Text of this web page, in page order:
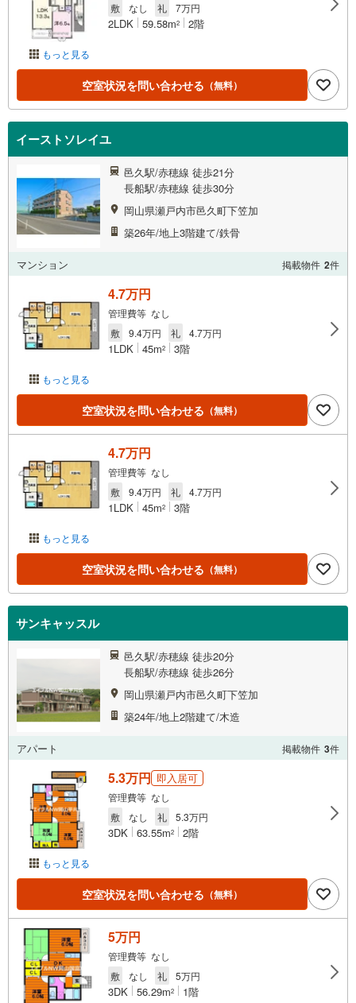
もっと見る
敷
なし 礼 7万円
2LDK 59.58m2 2階
空室状況を問い合わせる （無料）
イーストソレイユ
邑久駅/赤穂線 徒歩21分
長船駅/赤穂線 徒歩30分
岡山県瀬戸内市邑久町下笠加
築26年/地上3階建て/鉄骨
マンション 掲載物件 2件
もっと見る
4.7万円
管理費等 なし
敷
9.4万円 礼 4.7万円
1LDK 45m2 3階
空室状況を問い合わせる （無料）
もっと見る
4.7万円
管理費等 なし
敷
9.4万円 礼 4.7万円
1LDK 45m2 3階
空室状況を問い合わせる （無料）
サンキャッスル
邑久駅/赤穂線 徒歩20分
長船駅/赤穂線 徒歩26分
岡山県瀬戸内市邑久町下笠加
築24年/地上2階建て/木造
アパート 掲載物件 3件
もっと見る
5.3万円 即入居可
管理費等 なし
敷
なし 礼 5.3万円
3DK 63.55m2 2階
空室状況を問い合わせる （無料）
5万円
管理費等 なし
敷
なし 礼 5万円
3DK 56.29m2 1階